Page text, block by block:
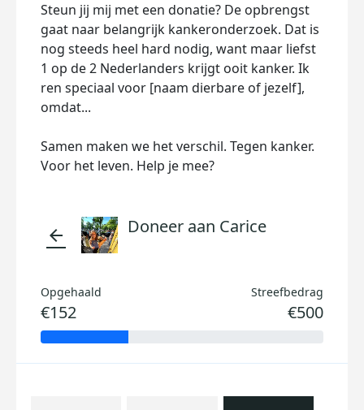
Steun jij mij met een donatie? De opbrengst
gaat naar belangrijk kankeronderzoek. Dat is
nog steeds heel hard nodig, want maar liefst
1 op de 2 Nederlanders krijgt ooit kanker. Ik
ren speciaal voor [naam dierbare of jezelf],
omdat...
Samen maken we het verschil. Tegen kanker.
Voor het leven. Help je mee?
arrow_back Doneer aan Carice
Opgehaald
€152
Streefbedrag
€500